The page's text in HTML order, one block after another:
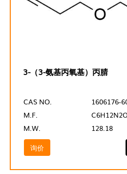
3-（3-氨基丙氧基）丙腈
CAS NO.
1606176-
M.F.
M.W.
128.18
询价